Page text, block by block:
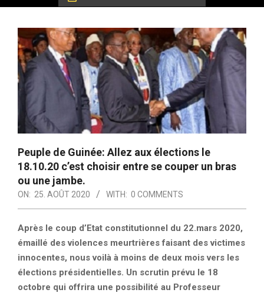
Peuple de Guinée: Allez aux élections le
18.10.20 c’est choisir entre se couper un bras
ou une jambe.
ON: 25. AOÛT 2020 WITH: 0 COMMENTS
Après le coup d’Etat constitutionnel du 22.mars 2020,
émaillé des violences meurtrières faisant des victimes
innocentes, nous voilà à moins de deux mois vers les
élections présidentielles. Un scrutin prévu le 18
octobre qui offrira une possibilité au Professeur